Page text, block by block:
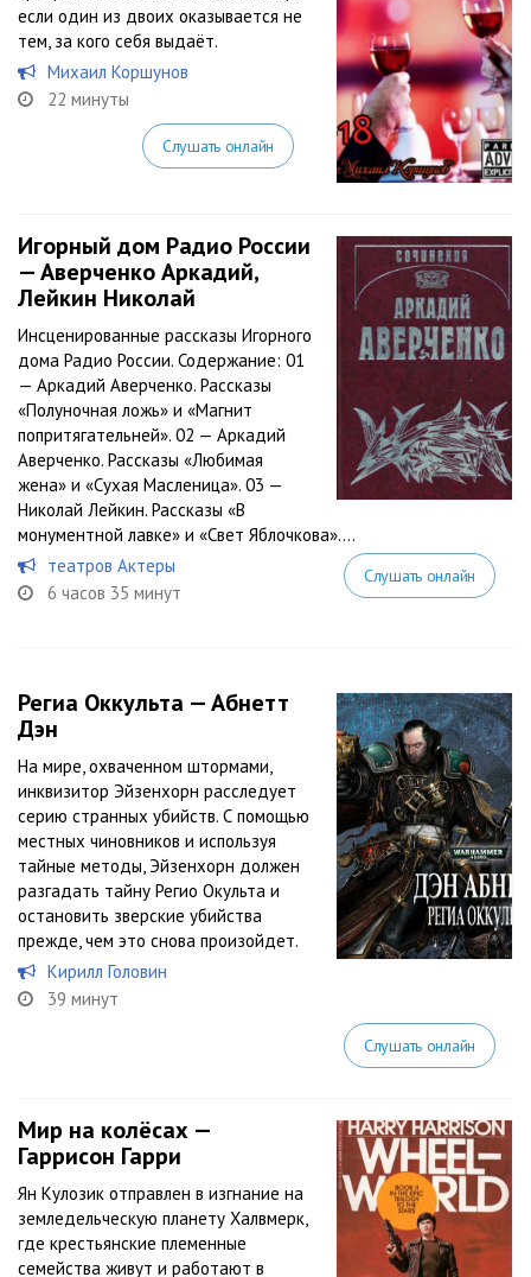
если один из двоих оказывается не
тем, за кого себя выдаёт.
Михаил Коршунов
22 минуты
Слушать онлайн
Игорный дом Радио России
— Аверченко Аркадий,
Лейкин Николай
Инсценированные рассказы Игорного
дома Радио России. Содержание: 01
— Аркадий Аверченко. Рассказы
«Полуночная ложь» и «Магнит
попритягательней». 02 — Аркадий
Аверченко. Рассказы «Любимая
жена» и «Сухая Масленица». 03 —
Николай Лейкин. Рассказы «В
монументной лавке» и «Свет Яблочкова»....
театров Актеры
6 часов 35 минут
Слушать онлайн
Региа Оккульта — Абнетт
Дэн
На мире, охваченном штормами,
инквизитор Эйзенхорн расследует
серию странных убийств. С помощью
местных чиновников и используя
тайные методы, Эйзенхорн должен
разгадать тайну Регио Окульта и
остановить зверские убийства
прежде, чем это снова произойдет.
Кирилл Головин
39 минут
Слушать онлайн
Мир на колёсах —
Гаррисон Гарри
Ян Кулозик отправлен в изгнание на
земледельческую планету Халвмерк,
где крестьянские племенные
семейства живут и работают в